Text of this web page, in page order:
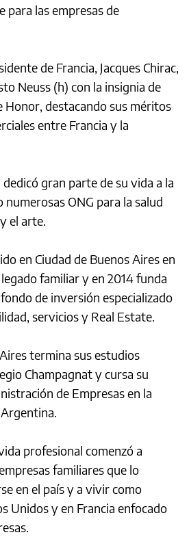
para las empresas de
de Francia, Jacques Chirac,
Neuss (h) con la insignia de
Honor, destacando sus méritos
entre Francia y la
dedicó gran parte de su vida a la
ONG para la salud
el arte.
en Ciudad de Buenos Aires en
familiar y en 2014 funda
de inversión especializado
servicios y Real Estate.
termina sus estudios
Champagnat y cursa su
de Empresas en la
profesional comenzó a
familiares que lo
en el país y a vivir como
Unidos y en Francia enfocado